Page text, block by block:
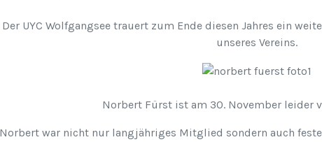
Der UYC Wolfgangsee trauert zum Ende diesen Jahres ein
unseres Vereins.
Norbert Fürst ist am 30. November leider
Norbert war nicht nur langjähriges Mitglied sondern auch